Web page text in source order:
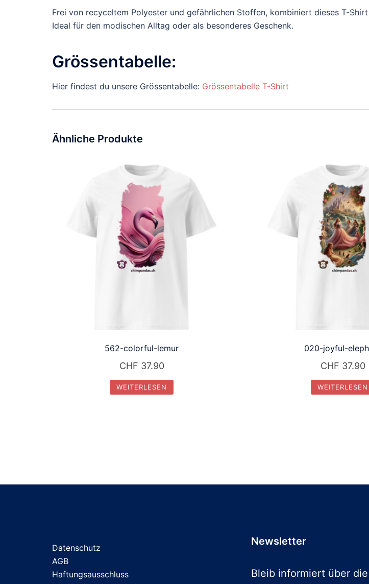
Frei von recyceltem Polyester und gefährlichen Stoffen, kombiniert dieses T-
Ideal für den modischen Alltag oder als besonderes Geschenk.
Grössentabelle:
Hier findest du unsere Grössentabelle: Grössentabelle T-Shirt
Ähnliche Produkte
562-colorful-lemur
CHF 37.90
WEITERLESEN
020-joyful-
CHF 37.90
WEITERLESEN
Datenschutz
AGB
Haftungsausschluss
Newsletter
Bleib informiert über